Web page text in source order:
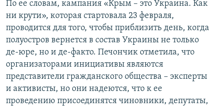
По ее словам, кампания «Крым – это Украина. Как
ни крути», которая стартовала 23 февраля,
проводится для того, чтобы приблизить день, когда
полуостров вернется в состав Украины не только
де-юре, но и де-факто. Печончик отметила, что
организаторами инициативы являются
представители гражданского общества – эксперты
и активисты, но они надеются, что к ее
проведению присоединятся чиновники, депутаты,